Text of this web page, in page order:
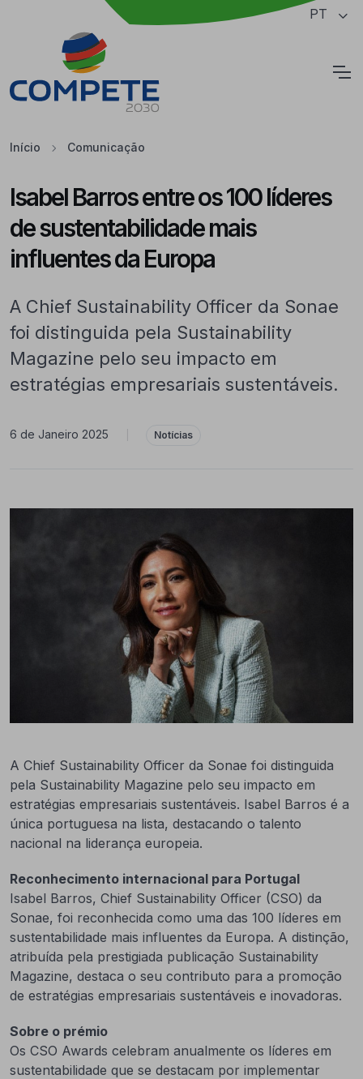
Saltar para o conteúdo principal da página PT
Início Comunicação
Isabel Barros entre os 100 líderes
de sustentabilidade mais
influentes da Europa
A Chief Sustainability Officer da Sonae
foi distinguida pela Sustainability
Magazine pelo seu impacto em
estratégias empresariais sustentáveis.
6 de Janeiro 2025 Notícias
A Chief Sustainability Officer da Sonae foi distinguida
pela Sustainability Magazine pelo seu impacto em
estratégias empresariais sustentáveis. Isabel Barros é a
única portuguesa na lista, destacando o talento
nacional na liderança europeia.
Reconhecimento internacional para Portugal
Isabel Barros, Chief Sustainability Officer (CSO) da
Sonae, foi reconhecida como uma das 100 líderes em
sustentabilidade mais influentes da Europa. A distinção,
atribuída pela prestigiada publicação Sustainability
Magazine, destaca o seu contributo para a promoção
de estratégias empresariais sustentáveis e inovadoras.
Sobre o prémio
Os CSO Awards celebram anualmente os líderes em
sustentabilidade que se destacam por implementar